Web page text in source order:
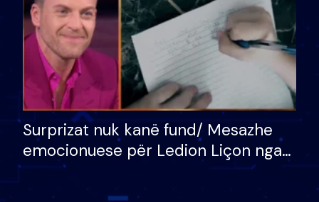
Surprizat nuk kanë fund/ Mesazhe
emocionuese për Ledion Liçon nga
nëna dhe fëmijët e tij, moderatori
nuk i mban dot lotët: Nuk meritoj…